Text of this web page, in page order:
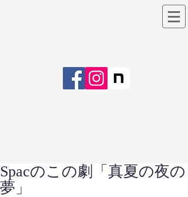
Spacのこの劇「真夏の夜の
夢」